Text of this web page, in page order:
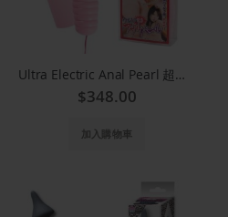
Ultra Electric Anal Pearl 超電動肛門珍珠(粉紅) 7345
$348.00
加入購物車